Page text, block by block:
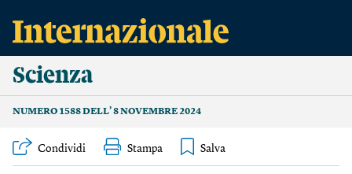
Scienza
NUMERO 1588 DELL’ 8 NOVEMBRE 2024
Condividi Stampa